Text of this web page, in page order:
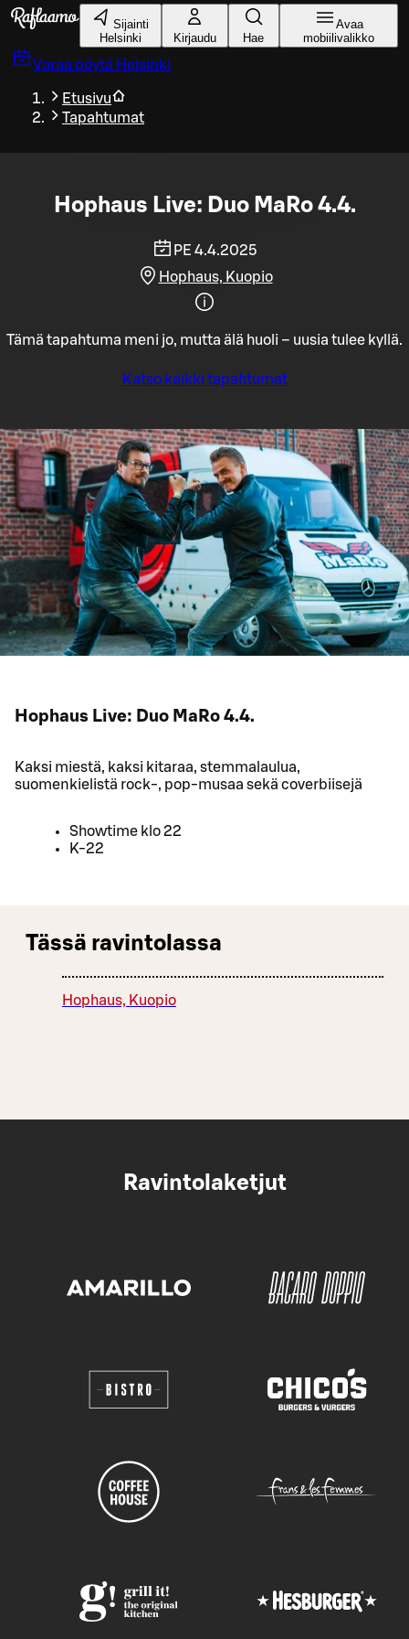
Siirry pääsisältöön
Sijainti
Helsinki
Kirjaudu Hae
Avaa
mobiilivalikko
Varaa pöytä Helsinki
Etusivu
Tapahtumat
Hophaus Live: Duo MaRo 4.4.
PE 4.4.2025
Hophaus, Kuopio
Tämä tapahtuma meni jo, mutta älä huoli – uusia tulee kyllä.
Katso kaikki tapahtumat
Hophaus Live: Duo MaRo 4.4.
Kaksi miestä, kaksi kitaraa, stemmalaulua,
suomenkielistä rock-, pop-musaa sekä coverbiisejä
Showtime klo 22
K-22
Tässä ravintolassa
Hophaus, Kuopio
Ravintolaketjut